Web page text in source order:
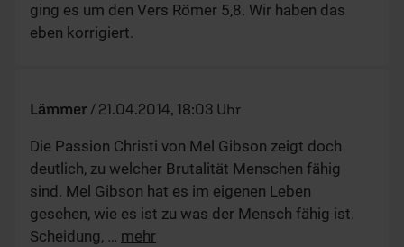
ging es um den Vers Römer 5,8. Wir haben das
eben korrigiert.
Lämmer / 21.04.2014, 18:03 Uhr
Die Passion Christi von Mel Gibson zeigt doch
deutlich, zu welcher Brutalität Menschen fähig
sind. Mel Gibson hat es im eigenen Leben
gesehen, wie es ist zu was der Mensch fähig ist.
Scheidung, … mehr